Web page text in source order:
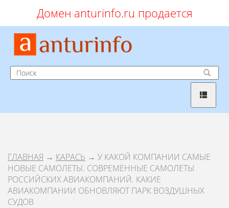
Домен anturinfo.ru продается
ГЛАВНАЯ → КАРАСЬ → У КАКОЙ КОМПАНИИ САМЫЕ
НОВЫЕ САМОЛЕТЫ. СОВРЕМЕННЫЕ САМОЛЕТЫ
РОССИЙСКИХ АВИАКОМПАНИЙ. КАКИЕ
АВИАКОМПАНИИ ОБНОВЛЯЮТ ПАРК ВОЗДУШНЫХ
СУДОВ